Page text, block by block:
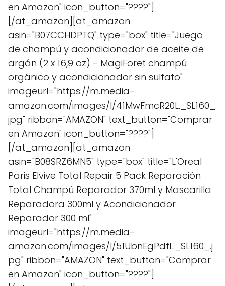
en Amazon" icon_button="????"]
[/at_amazon][at_amazon
asin="B07CCHDPTQ" type="box" title="Juego
de champú y acondicionador de aceite de
argán (2 x 16,9 oz) - MagiForet champú
orgánico y acondicionador sin sulfato"
imageurl="https://m.media-
amazon.com/images/I/41MwFmcR20L._SL160_.
jpg" ribbon="AMAZON" text_button="Comprar
en Amazon" icon_button="????"]
[/at_amazon][at_amazon
asin="B08SRZ6MN5" type="box" title="L'Oreal
Paris Elvive Total Repair 5 Pack Reparación
Total Champú Reparador 370ml y Mascarilla
Reparadora 300ml y Acondicionador
Reparador 300 ml"
imageurl="https://m.media-
amazon.com/images/I/51UbnEgPdfL._SL160_.j
pg" ribbon="AMAZON" text_button="Comprar
en Amazon" icon_button="????"]